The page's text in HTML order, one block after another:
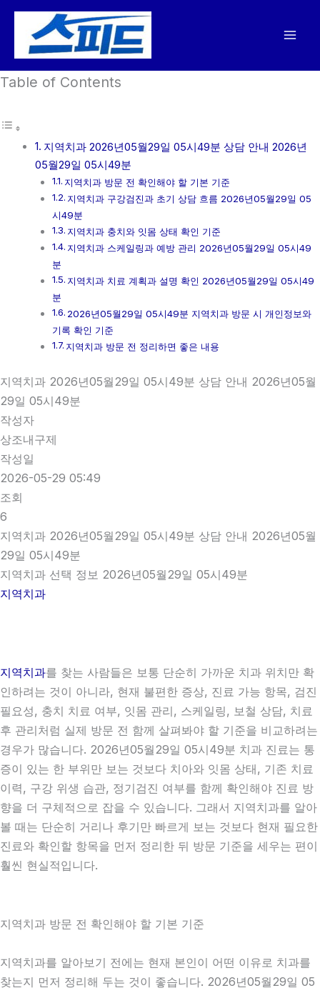
건
뛰
Table of Contents
지역치과 2026년05월29일 05시49분 상담 안내 2026년
05월29일 05시49분
지역치과 방문 전 확인해야 할 기본 기준
지역치과 구강검진과 초기 상담 흐름 2026년05월29일 05
시49분
지역치과 충치와 잇몸 상태 확인 기준
지역치과 스케일링과 예방 관리 2026년05월29일 05시49
분
지역치과 치료 계획과 설명 확인 2026년05월29일 05시49
분
2026년05월29일 05시49분 지역치과 방문 시 개인정보와
기록 확인 기준
지역치과 방문 전 정리하면 좋은 내용
지역치과 2026년05월29일 05시49분 상담 안내 2026년05월
29일 05시49분
작성자
상조내구제
작성일
2026-05-29 05:49
조회
6
지역치과 2026년05월29일 05시49분 상담 안내 2026년05월
29일 05시49분
지역치과 선택 정보 2026년05월29일 05시49분
지역치과
지역치과를 찾는 사람들은 보통 단순히 가까운 치과 위치만 확
인하려는 것이 아니라, 현재 불편한 증상, 진료 가능 항목, 검진
필요성, 충치 치료 여부, 잇몸 관리, 스케일링, 보철 상담, 치료
후 관리처럼 실제 방문 전 함께 살펴봐야 할 기준을 비교하려는
경우가 많습니다. 2026년05월29일 05시49분 치과 진료는 통
증이 있는 한 부위만 보는 것보다 치아와 잇몸 상태, 기존 치료
이력, 구강 위생 습관, 정기검진 여부를 함께 확인해야 진료 방
향을 더 구체적으로 잡을 수 있습니다. 그래서 지역치과를 알아
볼 때는 단순히 거리나 후기만 빠르게 보는 것보다 현재 필요한
진료와 확인할 항목을 먼저 정리한 뒤 방문 기준을 세우는 편이
훨씬 현실적입니다.
지역치과 방문 전 확인해야 할 기본 기준
지역치과를 알아보기 전에는 현재 본인이 어떤 이유로 치과를
찾는지 먼저 정리해 두는 것이 좋습니다. 2026년05월29일 05